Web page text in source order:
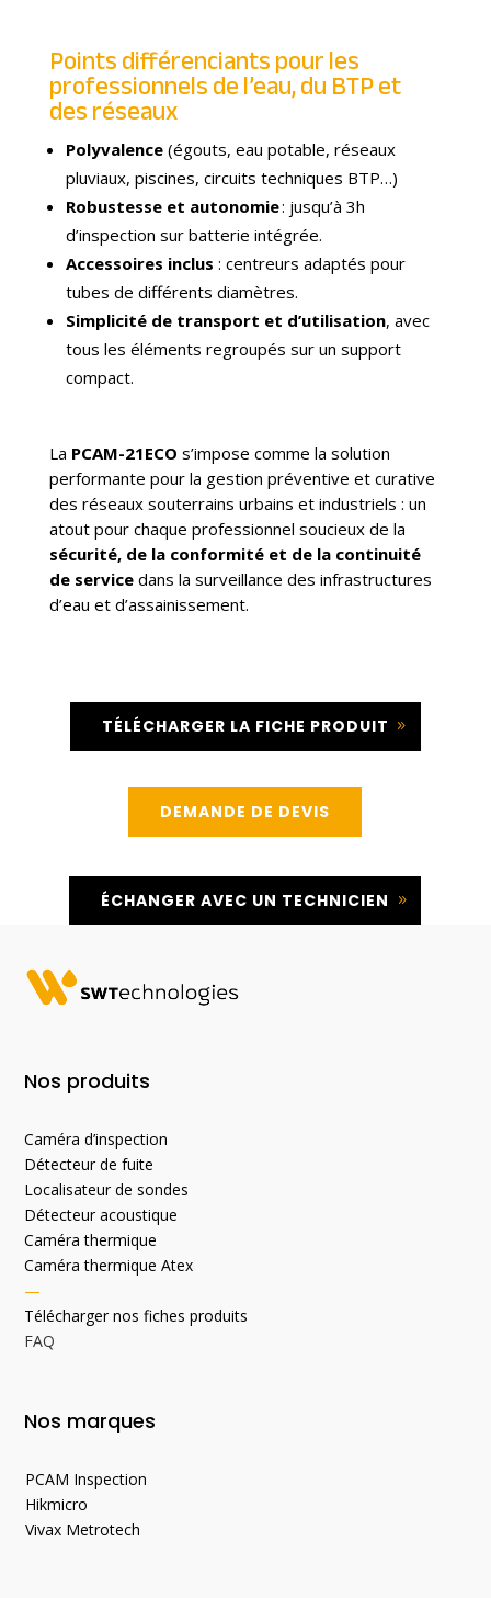
Points différenciants pour les
professionnels de l’eau, du BTP et
des réseaux
Polyvalence(égouts, eau potable, réseaux
pluviaux, piscines, circuits techniques BTP…)
Robustesse et autonomie: jusqu’à 3h
d’inspection sur batterie intégrée.
Accessoires inclus : centreurs adaptés pour
tubes de différents diamètres.
Simplicité de transport et d’utilisation, avec
tous les éléments regroupés sur un support
compact.
La PCAM-21ECO s’impose comme la solution
performante pour la gestion préventive et curative
des réseaux souterrains urbains et industriels : un
atout pour chaque professionnel soucieux de la
sécurité, de la conformité et de la continuité
de servicedans la surveillance des infrastructures
d’eau et d’assainissement.
TÉLÉCHARGER LA FICHE PRODUIT
DEMANDE DE DEVIS
ÉCHANGER AVEC UN TECHNICIEN
Nos produits
Caméra d’inspection
Détecteur de fuite
Localisateur de sondes
Détecteur acoustique
Caméra thermique
Caméra thermique Atex
—
Télécharger nos fiches produits
FAQ
Nos marques
PCAM Inspection
Hikmicro
Vivax Metrotech